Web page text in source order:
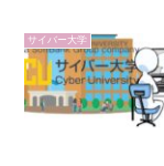
サイバー大学